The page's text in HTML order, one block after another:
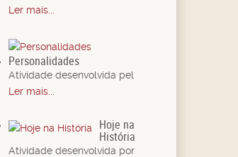
Ler mais...
Personalidades
Atividade desenvolvida pel
Ler mais...
Hoje na
História
Atividade desenvolvida por